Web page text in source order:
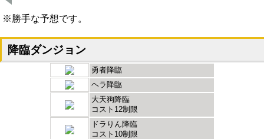
※勝手な予想です。
降臨ダンジョン
勇者降臨
ヘラ降臨
大天狗降臨
コスト12制限
ドラりん降臨
コスト10制限